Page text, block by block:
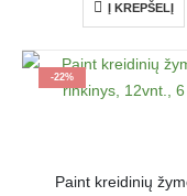
Į KREPŠELĮ
-22%